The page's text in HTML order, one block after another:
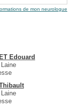
de mon neurologue
Edouard